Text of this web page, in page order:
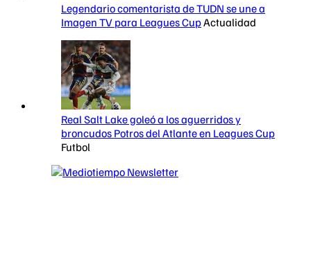
Legendario comentarista de TUDN se une a
Imagen TV para Leagues CupActualidad
Real Salt Lake goleó a los aguerridos y
broncudos Potros del Atlante en Leagues Cup
Futbol